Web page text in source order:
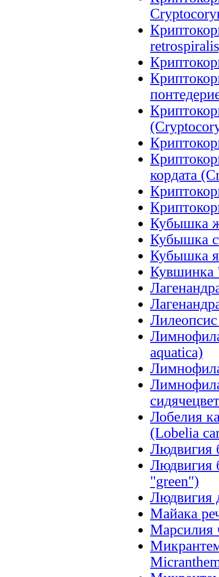
кордата
Кубышка
Кубышка
Кубышка
Кувшинка
aquatica)
Лобелия
(Lobelia
Людвигия
Людвигия
"green")
Людвигия
Майака
Марсилия